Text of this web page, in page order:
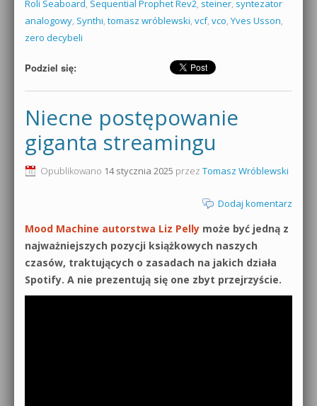
Roli Seaboard, Sequential Prophet Rev2, steiner, syntezator
analogowy, Synthi, tomasz wróblewski, vcf, vco, Yves Usson,
zero decybeli
Podziel się:
Niecne postępowanie
giganta streamingu
Opublikowano 14 stycznia 2025 przez Tomasz Wróblewski
Dodaj komentarz
Mood Machine autorstwa Liz Pelly może być jedną z
najważniejszych pozycji książkowych naszych
czasów, traktujących o zasadach na jakich działa
Spotify. A nie prezentują się one zbyt przejrzyście.